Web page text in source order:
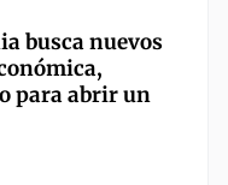
busca nuevos
para abrir un